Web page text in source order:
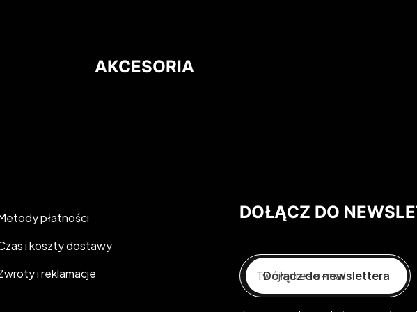
AKCESORIA
płatności
i koszty dostawy
i reklamacje
DOŁĄCZ DO
Twój adres e-mail
Dołącz do newslettera